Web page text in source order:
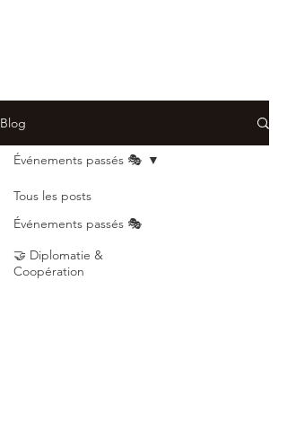
Blog
Tous les posts
Événements passés 🎭
🤝 Diplomatie &
Coopération
Événements passés 🎭